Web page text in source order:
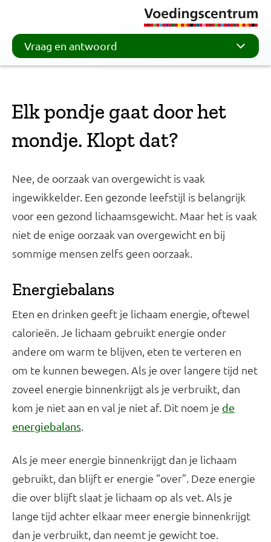
Vraag en antwoord
Elk pondje gaat door het
mondje. Klopt dat?
Nee, de oorzaak van overgewicht is vaak
ingewikkelder. Een gezonde leefstijl is belangrijk
voor een gezond lichaamsgewicht. Maar het is vaak
niet de enige oorzaak van overgewicht en bij
sommige mensen zelfs geen oorzaak.
Energiebalans
Eten en drinken geeft je lichaam energie, oftewel
calorieën. Je lichaam gebruikt energie onder
andere om warm te blijven, eten te verteren en
om te kunnen bewegen. Als je over langere tijd net
zoveel energie binnenkrijgt als je verbruikt, dan
kom je niet aan en val je niet af. Dit noem je de
energiebalans.
Als je meer energie binnenkrijgt dan je lichaam
gebruikt, dan blijft er energie “over”. Deze energie
die over blijft slaat je lichaam op als vet. Als je
lange tijd achter elkaar meer energie binnenkrijgt
dan je verbruikt, dan neemt je gewicht toe.